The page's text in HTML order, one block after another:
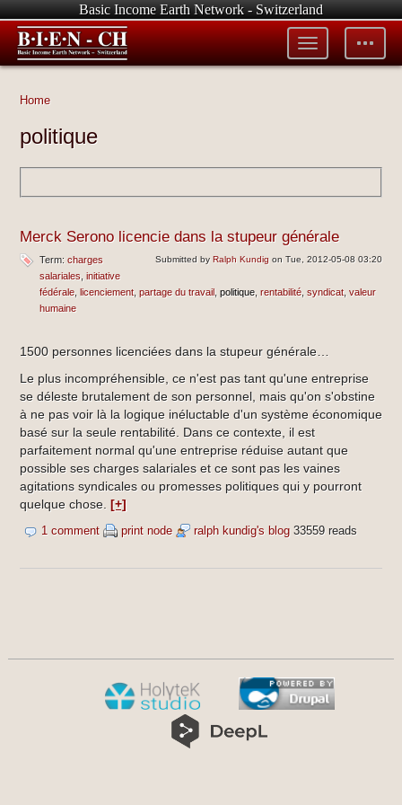
Basic Income Earth Network - Switzerland
Toggle
tools
Toggle
menu
Home
politique
Merck Serono licencie dans la stupeur générale
Submitted byRalph Kundig on Tue, 2012-05-08 03:20
Term: charges
salariales initiative
fédérale licenciement partage du travail politique rentabilité syndicat valeur
humaine
1500 personnes licenciées dans la stupeur générale…
Le plus incompréhensible, ce n'est pas tant qu'une entreprise
se déleste brutalement de son personnel, mais qu'on s'obstine
à ne pas voir là la logique inéluctable d'un système économique
basé sur la seule rentabilité. Dans ce contexte, il est
parfaitement normal qu'une entreprise réduise autant que
possible ses charges salariales et ce sont pas les vaines
agitations syndicales ou promesses politiques qui y pourront
quelque chose. [+]
1 comment
print node ralph kundig's blog 33559 reads